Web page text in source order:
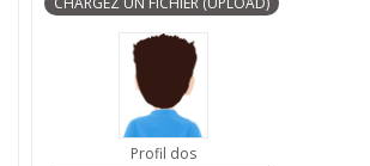
Profil dos